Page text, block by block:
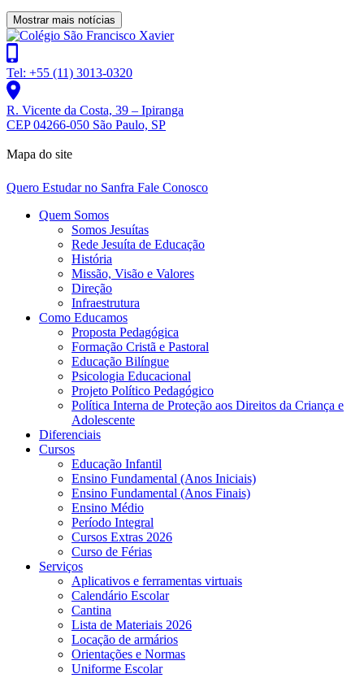
Mostrar mais notícias
Tel: +55 (11) 3013-0320
R. Vicente da Costa, 39 – Ipiranga
CEP 04266-050 São Paulo, SP
Mapa do site
Quero Estudar no Sanfra Fale Conosco
Quem Somos
Somos Jesuítas
Rede Jesuíta de Educação
História
Missão, Visão e Valores
Direção
Infraestrutura
Como Educamos
Proposta Pedagógica
Formação Cristã e Pastoral
Educação Bilíngue
Psicologia Educacional
Projeto Político Pedagógico
Política Interna de Proteção aos Direitos da Criança e
Adolescente
Diferenciais
Cursos
Educação Infantil
Ensino Fundamental (Anos Iniciais)
Ensino Fundamental (Anos Finais)
Ensino Médio
Período Integral
Cursos Extras 2026
Curso de Férias
Serviços
Aplicativos e ferramentas virtuais
Calendário Escolar
Cantina
Lista de Materiais 2026
Locação de armários
Orientações e Normas
Uniforme Escolar